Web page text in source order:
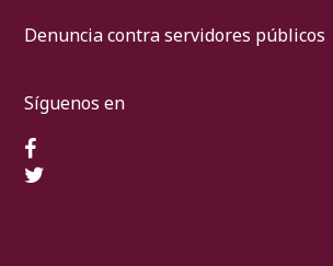
Denuncia contra servidores públicos
Síguenos en